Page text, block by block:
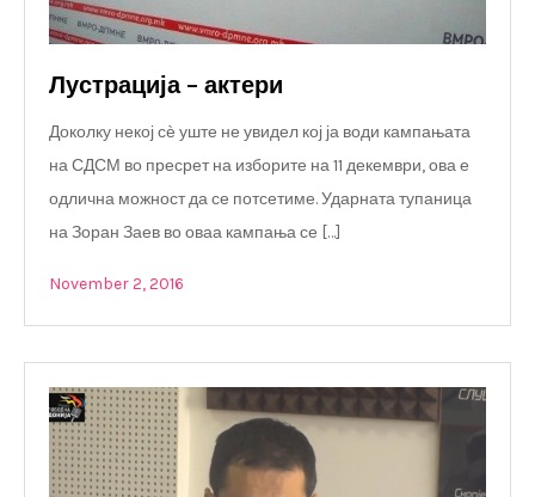
Лустрација – актери
Доколку некој сѐ уште не увидел кој ја води кампањата
на СДСМ во пресрет на изборите на 11 декември, ова е
одлична можност да се потсетиме. Ударната тупаница
на Зоран Заев во оваа кампања се […]
November 2, 2016